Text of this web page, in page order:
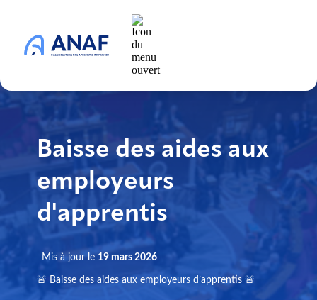
Baisse des aides aux
employeurs
d'apprentis
Mis à jour le 19 mars 2026
🚨 Baisse des aides aux employeurs d’apprentis 🚨